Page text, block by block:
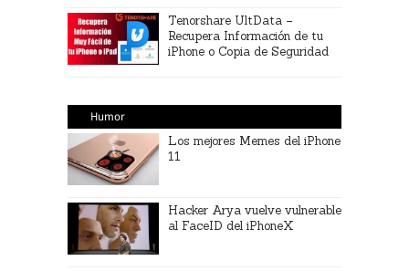
Tenorshare UltData –
Recupera Información de tu
iPhone o Copia de Seguridad
Humor
Los mejores Memes del iPhone
11
Hacker Arya vuelve vulnerable
al FaceID del iPhoneX